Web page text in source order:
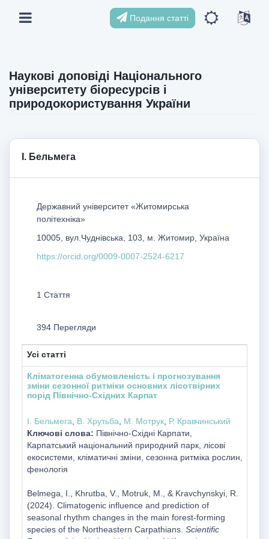
Подання статті
Наукові доповіді Національного
університету біоресурсів і
природокористування України
І. Бельмега
Державний університет «Житомирська
політехніка»
10005, вул.Чуднівська, 103, м. Житомир, Україна
https://orcid.org/0009-0007-2524-6217
1 Стаття
394 Перегляди
Усі статті
Кліматогенна обумовленість і прогнозування
зміни сезонної ритміки основних лісотвірних
порід Північно-Східних Карпат
І. Бельмега В. Хрутьба М. Мотрук, Р. Кравчинський
Ключові слова: Північно-Східні Карпати,
Карпатський національний природний парк, лісові
екосистеми, кліматичні зміни, сезонна ритміка рослин,
фенологія
Belmega, I., Khrutba, V., Motruk, M., & Kravchynskyi, R.
(2024). Climatogenic influence and prediction of
seasonal rhythm changes in the main forest-forming
species of the Northeastern Carpathians. Scientific